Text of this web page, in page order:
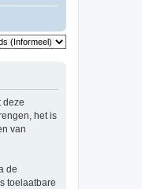
deze
het is
van
de
toelaatbare